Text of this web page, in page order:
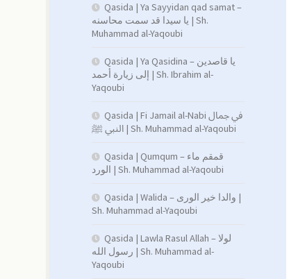
Qasida | Ya Sayyidan qad samat –
يا سيدا قد سمت محاسنه | Sh.
Muhammad al-Yaqoubi
Qasida | Ya Qasidina – يا قاصدين
إلى زيارة أحمد | Sh. Ibrahim al-
Yaqoubi
Qasida | Fi Jamail al-Nabi في جمال
النبي ﷺ | Sh. Muhammad al-Yaqoubi
Qasida | Qumqum – قمقم ماء
الورد | Sh. Muhammad al-Yaqoubi
Qasida | Walida – والدا خير الورى |
Sh. Muhammad al-Yaqoubi
Qasida | Lawla Rasul Allah – لولا
رسول الله | Sh. Muhammad al-
Yaqoubi